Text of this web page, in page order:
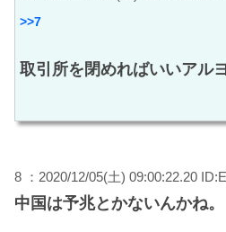
>>7
取引所を閉めればいいアルヨ
8 ：2020/12/05(土) 09:00:22.20
中国は予兆とかないんかね。